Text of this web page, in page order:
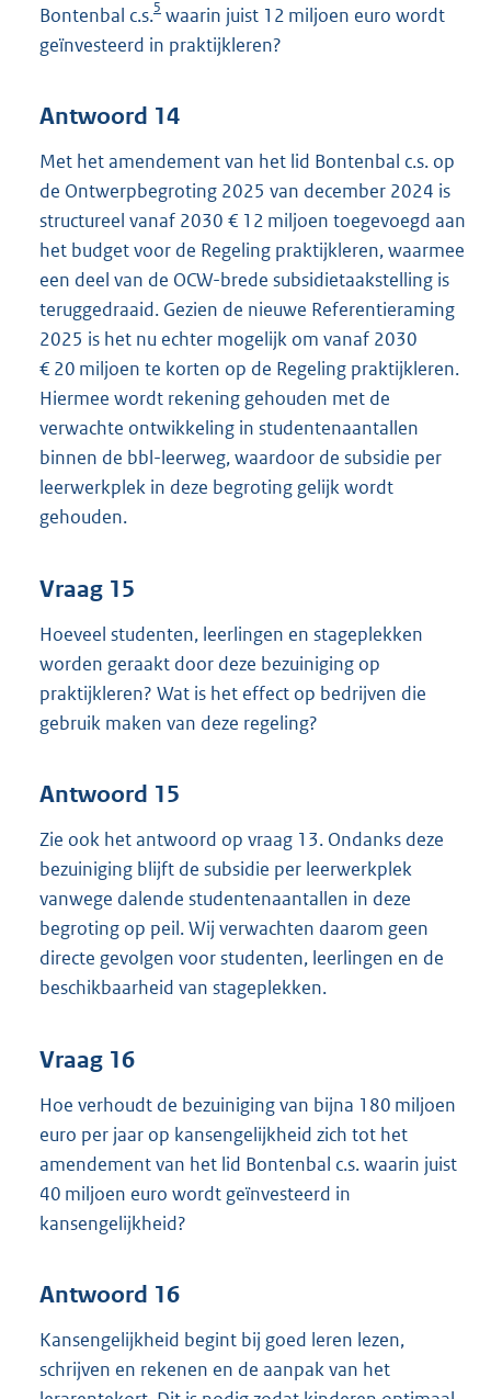
Bontenbal c.s.5 waarin juist 12 miljoen euro wordt
geïnvesteerd in praktijkleren?
Antwoord 14
Met het amendement van het lid Bontenbal c.s. op
de Ontwerpbegroting 2025 van december 2024 is
structureel vanaf 2030 € 12 miljoen toegevoegd aan
het budget voor de Regeling praktijkleren, waarmee
een deel van de OCW-brede subsidietaakstelling is
teruggedraaid. Gezien de nieuwe Referentieraming
2025 is het nu echter mogelijk om vanaf 2030
€ 20 miljoen te korten op de Regeling praktijkleren.
Hiermee wordt rekening gehouden met de
verwachte ontwikkeling in studentenaantallen
binnen de bbl-leerweg, waardoor de subsidie per
leerwerkplek in deze begroting gelijk wordt
gehouden.
Vraag 15
Hoeveel studenten, leerlingen en stageplekken
worden geraakt door deze bezuiniging op
praktijkleren? Wat is het effect op bedrijven die
gebruik maken van deze regeling?
Antwoord 15
Zie ook het antwoord op vraag 13. Ondanks deze
bezuiniging blijft de subsidie per leerwerkplek
vanwege dalende studentenaantallen in deze
begroting op peil. Wij verwachten daarom geen
directe gevolgen voor studenten, leerlingen en de
beschikbaarheid van stageplekken.
Vraag 16
Hoe verhoudt de bezuiniging van bijna 180 miljoen
euro per jaar op kansengelijkheid zich tot het
amendement van het lid Bontenbal c.s. waarin juist
40 miljoen euro wordt geïnvesteerd in
kansengelijkheid?
Antwoord 16
Kansengelijkheid begint bij goed leren lezen,
schrijven en rekenen en de aanpak van het